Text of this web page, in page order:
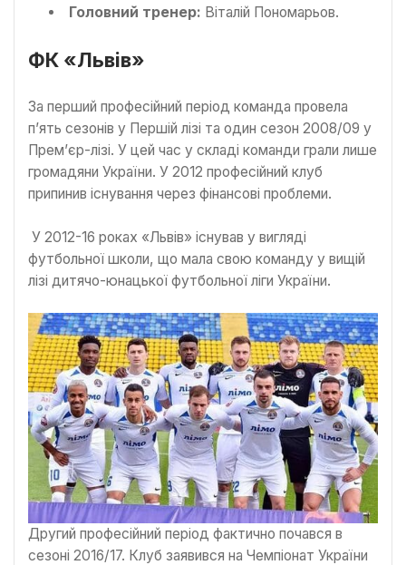
Головний тренер: Віталій Пономарьов.
ФК «Львів»
За перший професійний період команда провела
п’ять сезонів у Першій лізі та один сезон 2008/09 у
Прем’єр-лізі. У цей час у складі команди грали лише
громадяни України. У 2012 професійний клуб
припинив існування через фінансові проблеми.
У 2012-16 роках «Львів» існував у вигляді
футбольної школи, що мала свою команду у вищій
лізі дитячо-юнацької футбольної ліги України.
Другий професійний період фактично почався в
сезоні 2016/17. Клуб заявився на Чемпіонат України